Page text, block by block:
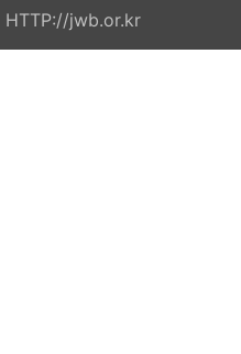
HTTP://jwb.or.kr